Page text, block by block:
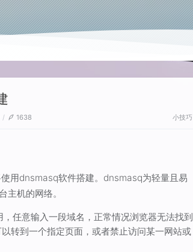
1638 小技巧
用dnsmasq软件搭建。dnsmasq为轻量且易
主机的网络。
任意输入一段域名，正常情况浏览器无法找到
转到一个指定页面，或者禁止访问某一网站或